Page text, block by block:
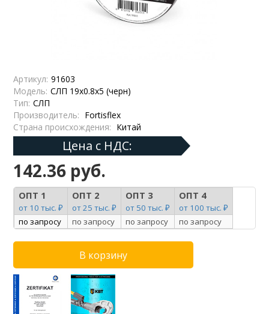
Артикул: 91603
Модель: СЛП 19х0.8х5 (черн)
Тип: СЛП
Производитель: Fortisflex
Страна происхождения: Китай
Цена с НДС:
142.36 руб.
ОПТ 1
от 10 тыс. ₽
ОПТ 2
от 25 тыс. ₽
ОПТ 3
от 50 тыс. ₽
ОПТ 4
от 100 тыс. ₽
по запросу
по запросу по запросу по запросу